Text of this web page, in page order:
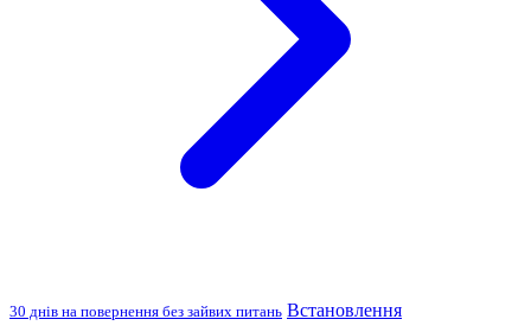
30 днів на повернення без зайвих питань Встановлення